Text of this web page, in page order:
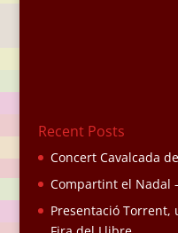
Recent Posts
Concert Cavalcada
Compartint el Nadal
Presentació Torrent,